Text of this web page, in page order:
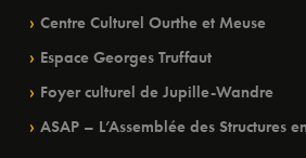
Centre Culturel Ourthe et Meuse
Espace Georges Truffaut
Foyer culturel de Jupille-Wandre
ASAP – L’Assemblée des Structures